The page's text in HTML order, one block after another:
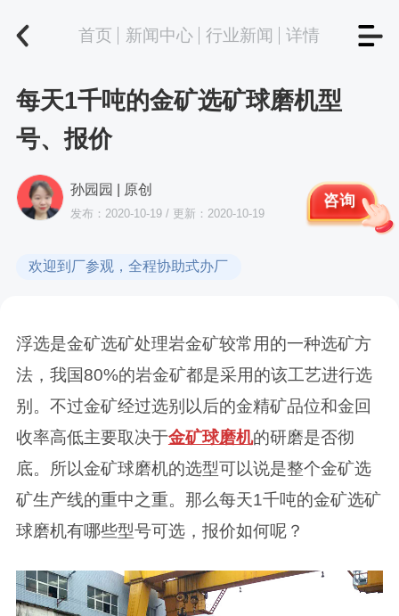
首页 新闻中心 行业新闻 详情
每天1千吨的金矿选矿球磨机型
号、报价
孙园园 | 原创
发布：2020-10-19 / 更新：2020-10-19
咨询
欢迎到厂参观，全程协助式办厂
浮选是金矿选矿处理岩金矿较常用的一种选矿方
法，我国80%的岩金矿都是采用的该工艺进行选
别。不过金矿经过选别以后的金精矿品位和金回
收率高低主要取决于金矿球磨机的研磨是否彻
底。所以金矿球磨机的选型可以说是整个金矿选
矿生产线的重中之重。那么每天1千吨的金矿选矿
球磨机有哪些型号可选，报价如何呢？